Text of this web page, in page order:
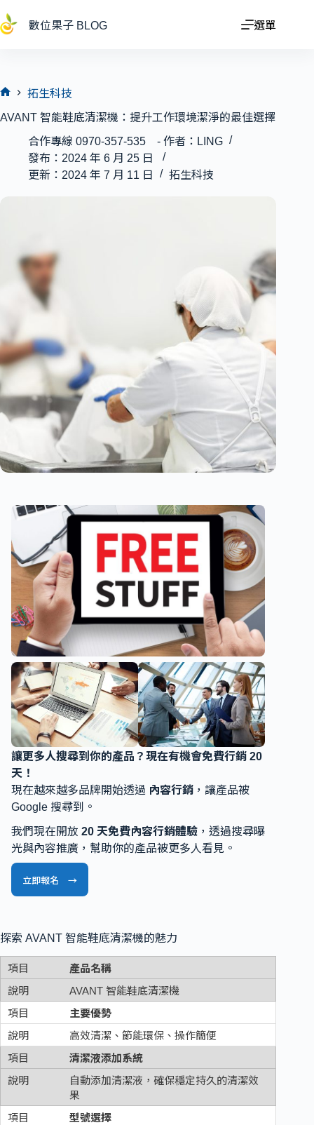
至
容
數位果子 BLOG 選單
頁
拓生科技
AVANT 智能鞋底清潔機：提升工作環境潔淨的最佳選擇
合作專線 0970-357-535 - 作者：LING
發布：2024 年 6 月 25 日
更新：2024 年 7 月 11 日
拓生科技
讓更多人搜尋到你的產品？現在有機會免費行銷 20
天！
現在越來越多品牌開始透過 內容行銷 ，讓產品被
Google 搜尋到。
我們現在開放 20 天免費內容行銷體驗 ，透過搜尋曝
光與內容推廣，幫助你的產品被更多人看見。
立即報名 →
探索 AVANT 智能鞋底清潔機的魅力
產品名稱
AVANT 智能鞋底清潔機
主要優勢
高效清潔、節能環保、操作簡便
清潔液添加系統
自動添加清潔液，確保穩定持久的清潔效
果
型號選擇